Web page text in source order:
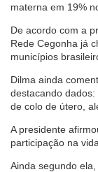
materna em 19%
De acordo com a
Rede Cegonha já
municípios
Dilma ainda
destacando
de colo de útero,
A presidente
participação na
Ainda segundo